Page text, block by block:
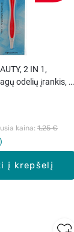
į krepšelį
2 IN 1,
odelių įrankis, 1
kaina: 1,25 €